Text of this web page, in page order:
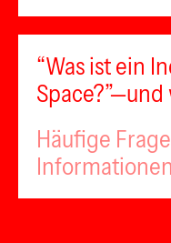
“Was ist ein
Häufige